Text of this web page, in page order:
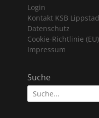
Login
Kontakt KSB
Datenschutz
Cookie-Richtlinie (EU)
Impressum
Suche
Suche
nach: